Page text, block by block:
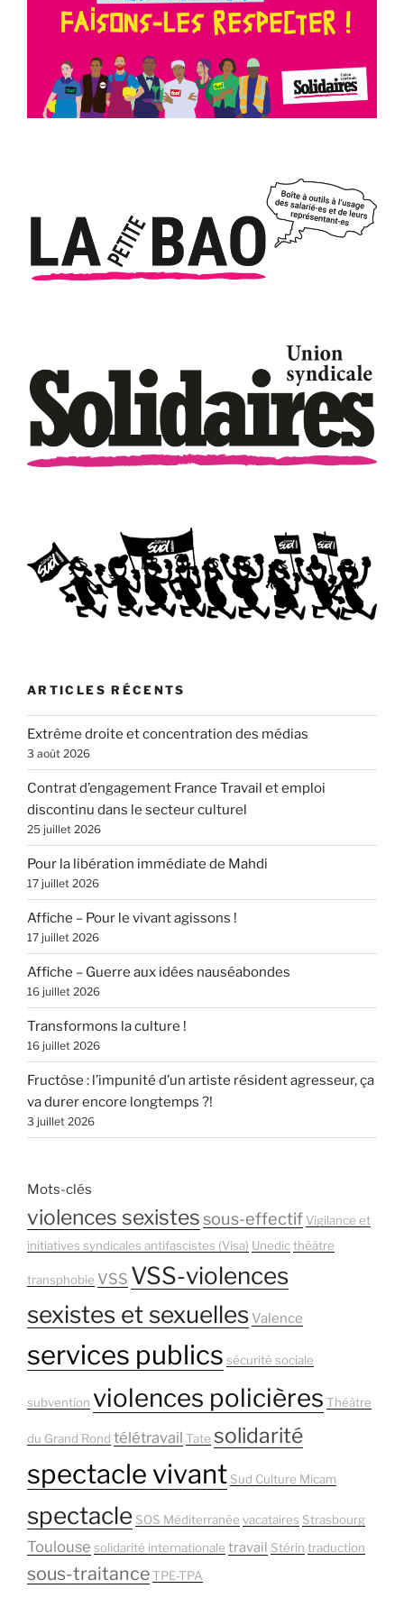
ARTICLES RÉCENTS
Extrême droite et concentration des médias
3 août 2026
Contrat d’engagement France Travail et emploi
discontinu dans le secteur culturel
25 juillet 2026
Pour la libération immédiate de Mahdi
17 juillet 2026
Affiche – Pour le vivant agissons !
17 juillet 2026
Affiche – Guerre aux idées nauséabondes
16 juillet 2026
Transformons la culture !
16 juillet 2026
Fructôse : l’impunité d’un artiste résident agresseur, ça
va durer encore longtemps ?!
3 juillet 2026
Mots-clés
violences sexistessous-effectif Vigilance et
initiatives syndicales antifascistes (Visa) Unedicthéâtre
transphobie VSS VSS-violences
sexistes et sexuelles Valence
services publics sécurité sociale
subvention violences policières Théâtre
du Grand Rond télétravail Tate solidarité
spectacle vivant Sud Culture Micam
spectacle SOS Méditerranée vacataires Strasbourg
Toulouse solidarité internationale travail Stérin traduction
sous-traitanceTPE-TPA